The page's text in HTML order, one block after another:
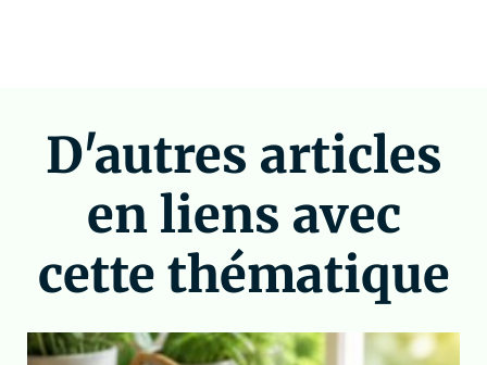
D'autres articles
en liens avec
cette thématique